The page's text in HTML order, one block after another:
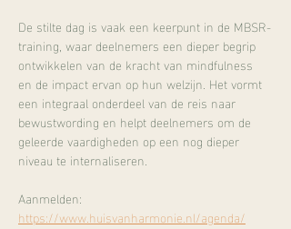
De stilte dag is vaak een keerpunt in de MBSR-
training, waar deelnemers een dieper begrip
ontwikkelen van de kracht van mindfulness
en de impact ervan op hun welzijn. Het vormt
een integraal onderdeel van de reis naar
bewustwording en helpt deelnemers om de
geleerde vaardigheden op een nog dieper
niveau te internaliseren.
Aanmelden:
https://www.huisvanharmonie.nl/agenda/